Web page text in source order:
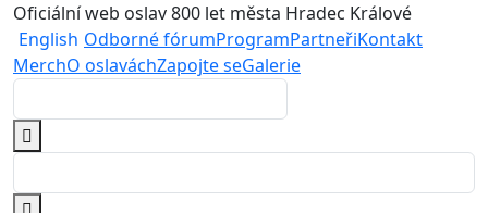
Oficiální web oslav 800 let města Hradec Králové
English Odborné fórumProgramPartneřiKontakt
MerchO oslaváchZapojte seGalerie